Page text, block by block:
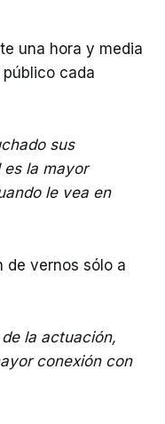
una hora y media
cada
sus
es la mayor
le vea en
de vernos sólo a
la actuación,
conexión con